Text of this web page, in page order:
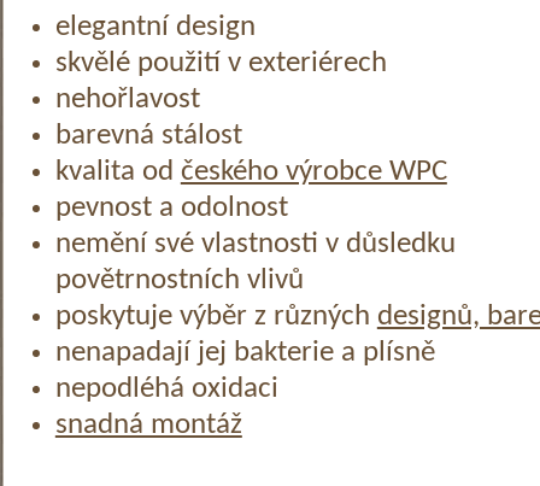
elegantní design
skvělé použití v exteriérech
nehořlavost
barevná stálost
kvalita od českého výrobce WPC
pevnost a odolnost
nemění své vlastnosti v důsledku
povětrnostních vlivů
poskytuje výběr z různých designů,
nenapadají jej bakterie a plísně
nepodléhá oxidaci
snadná montáž